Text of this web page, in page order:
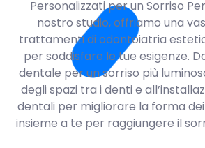
Personalizzati per un Sorriso
nostro studio, offriamo una
trattamenti di odontoiatria
per soddisfare le tue esigenze.
dentale per un sorriso più
degli spazi tra i denti e
dentali per migliorare la forma
insieme a te per raggiungere il